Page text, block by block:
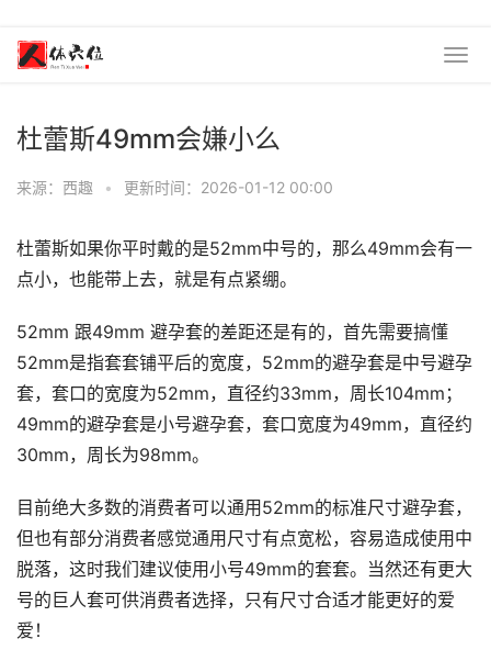
杜蕾斯49mm会嫌小么
来源：西趣 • 更新时间：2026-01-12 00:00
杜蕾斯如果你平时戴的是52mm中号的，那么49mm会有一
点小，也能带上去，就是有点紧绷。
52mm 跟49mm 避孕套的差距还是有的，首先需要搞懂
52mm是指套套铺平后的宽度，52mm的避孕套是中号避孕
套，套口的宽度为52mm，直径约33mm，周长104mm；
49mm的避孕套是小号避孕套，套口宽度为49mm，直径约
30mm，周长为98mm。
目前绝大多数的消费者可以通用52mm的标准尺寸避孕套，
但也有部分消费者感觉通用尺寸有点宽松，容易造成使用中
脱落，这时我们建议使用小号49mm的套套。当然还有更大
号的巨人套可供消费者选择，只有尺寸合适才能更好的爱
爱！